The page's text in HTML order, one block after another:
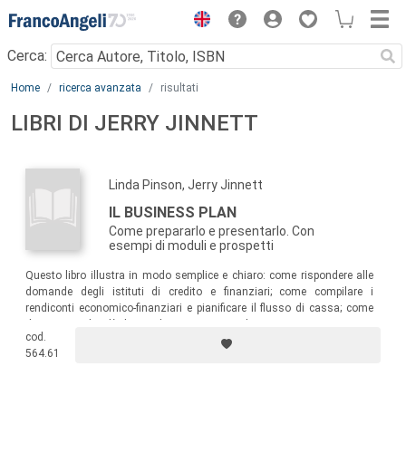
Menu
Cerca:
Main content
Home ricerca avanzata risultati
LIBRI DI JERRY JINNETT
Linda Pinson, Jerry Jinnett
IL BUSINESS PLAN
Come prepararlo e presentarlo. Con
esempi di moduli e prospetti
Questo libro illustra in modo semplice e chiaro: come rispondere alle
domande degli istituti di credito e finanziari; come compilare i
rendiconti economico-finanziari e pianificare il flusso di cassa; come
un piano di marketing; come utilizzare moduli, prospetti, esempi e
"trucchi del mestiere" per risultare più convincenti.
cod.
564.61